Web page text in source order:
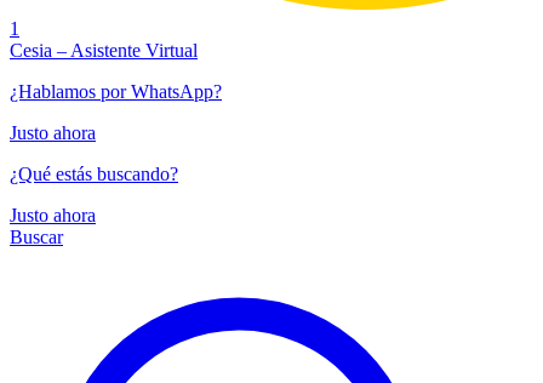
1
Cesia – Asistente Virtual
¿Hablamos por WhatsApp?
Justo ahora
¿Qué estás buscando?
Justo ahora
Buscar